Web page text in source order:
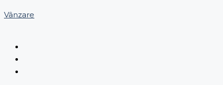
Vânzare